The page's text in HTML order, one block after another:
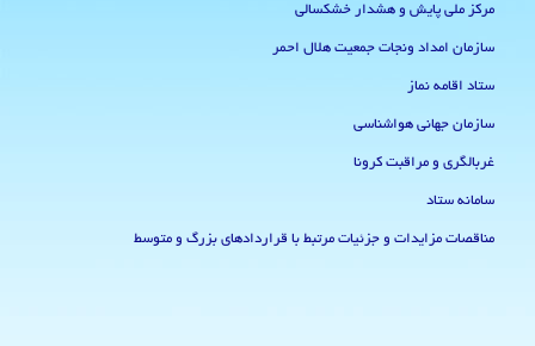
مرکز ملی پایش و هشدار خشکسالی
سازمان امداد ونجات جمعیت هلال احمر
ستاد اقامه نماز
سازمان جهانی هواشناسی
غربالگری و مراقبت کرونا
سامانه ستاد
مناقصات مزایدات و جزئیات مرتبط با قراردادهای بزرگ و متوسط